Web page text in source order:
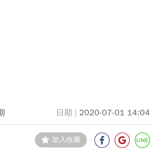
2020-07-01 14:04
加入收藏